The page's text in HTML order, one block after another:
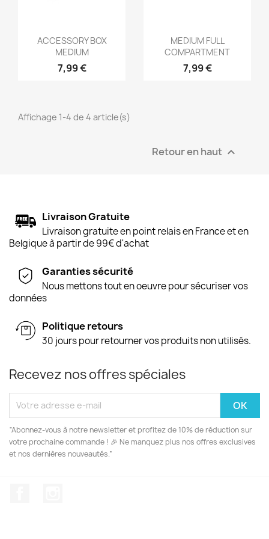
Aperçu rapide
ACCESSORY BOX
MEDIUM
7,99 €
Aperçu rapide
MEDIUM FULL
COMPARTMENT
7,99 €
Affichage 1-4 de 4 article(s)
Retour en haut 
Livraison Gratuite
Livraison gratuite en point relais en France et en
Belgique à partir de 99€ d'achat
Garanties sécurité
Nous mettons tout en oeuvre pour sécuriser vos
données
Politique retours
30 jours pour retourner vos produits non utilisés.
Recevez nos offres spéciales
“Abonnez-vous à notre newsletter et profitez de 10% de réduction sur
votre prochaine commande ! 🎉 Ne manquez plus nos offres exclusives
et nos dernières nouveautés.”